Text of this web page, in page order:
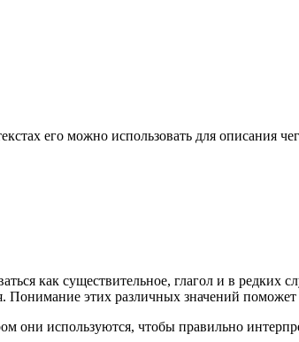
его можно использовать для описания
как существительное, глагол и в редких
Понимание этих различных значений
они используются, чтобы правильно